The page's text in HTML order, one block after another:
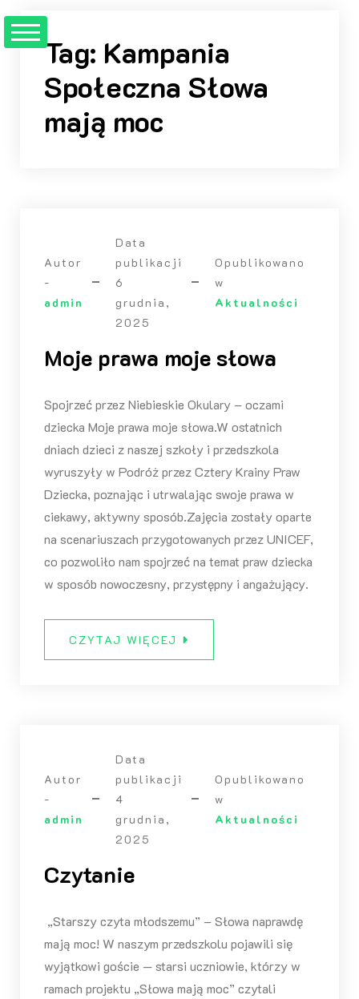
do
Tag: Kampania
Społeczna Słowa
mają moc
Autor
-
admin
Data
publikacji
6
grudnia,
2025
Opublikowano
w
Aktualności
Moje prawa moje słowa
Spojrzeć przez Niebieskie Okulary – oczami
dziecka Moje prawa moje słowa.W ostatnich
dniach dzieci z naszej szkoły i przedszkola
wyruszyły w Podróż przez Cztery Krainy Praw
Dziecka, poznając i utrwalając swoje prawa w
ciekawy, aktywny sposób.Zajęcia zostały oparte
na scenariuszach przygotowanych przez UNICEF,
co pozwoliło nam spojrzeć na temat praw dziecka
w sposób nowoczesny, przystępny i angażujący.
CZYTAJ WIĘCEJ
Autor
-
admin
Data
publikacji
4
grudnia,
2025
Opublikowano
w
Aktualności
Czytanie
„Starszy czyta młodszemu” – Słowa naprawdę
mają moc! W naszym przedszkolu pojawili się
wyjątkowi goście — starsi uczniowie, którzy w
ramach projektu „Słowa mają moc” czytali